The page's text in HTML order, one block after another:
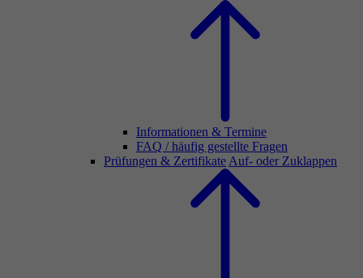
Informationen & Termine
FAQ / häufig gestellte Fragen
Prüfungen & Zertifikate Auf- oder Zuklappen